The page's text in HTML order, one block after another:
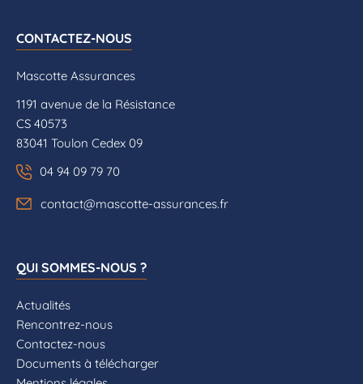
CONTACTEZ-NOUS
Mascotte Assurances
1191 avenue de la Résistance
CS 40573
83041 Toulon Cedex 09
04 94 09 79 70
contact@mascotte-assurances.fr
QUI SOMMES-NOUS ?
Actualités
Rencontrez-nous
Contactez-nous
Documents à télécharger